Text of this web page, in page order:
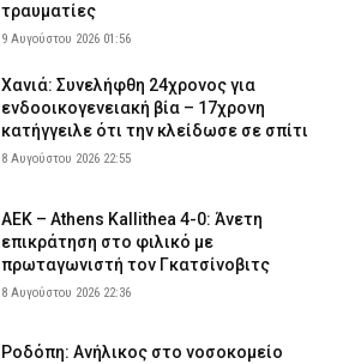
τραυματίες
9 Αυγούστου 2026 01:56
Χανιά: Συνελήφθη 24χρονος για
ενδοοικογενειακή βία – 17χρονη
κατήγγειλε ότι την κλείδωσε σε σπίτι
8 Αυγούστου 2026 22:55
ΑΕΚ – Athens Kallithea 4-0: Άνετη
επικράτηση στο φιλικό με
πρωταγωνιστή τον Γκατσίνοβιτς
8 Αυγούστου 2026 22:36
Ροδόπη: Ανήλικος στο νοσοκομείο